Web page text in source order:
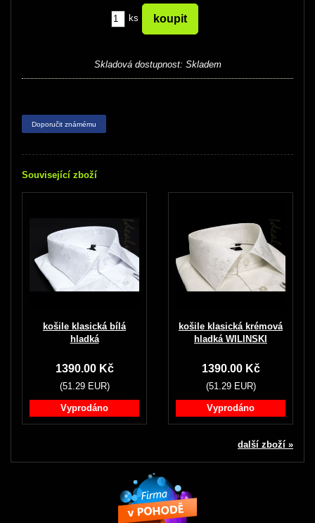
ks
Skladová dostupnost: Skladem
Doporučit známému
Související zboží
košile klasická bílá
hladká
1390.00 Kč
(51.29 EUR)
Vyprodáno
košile klasická krémová
hladká WILINSKI
1390.00 Kč
(51.29 EUR)
Vyprodáno
další zboží »